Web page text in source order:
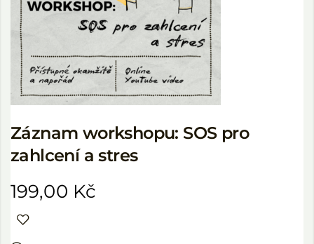
Záznam workshopu: SOS pro
zahlcení a stres
199,00 Kč